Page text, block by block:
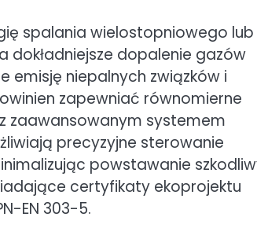
spalania wielostopniowego lub
dokładniejsze dopalenie gazów
emisję niepalnych związków i
zapewniać równomierne
zaawansowanym systemem
precyzyjne sterowanie
powstawanie
certyfikaty ekoprojektu
EN 303-5.